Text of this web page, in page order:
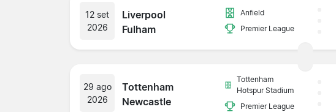
12 set
2026
Liverpool
Fulham
Anfield
Premier League
29 ago
2026
Tottenham
Newcastle
Tottenham
Hotspur Stadium
Premier League